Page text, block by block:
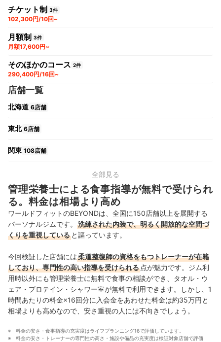
チケット制 3件
102,300円/10回~
月額制 3件
月額17,600円~
そのほかのコース 2件
290,400円/16回~
店舗一覧
北海道 6店舗
東北 6店舗
関東 108店舗
関西 19店舗
中国・四国 5店舗
九州・沖縄 9店舗
全部見る
管理栄養士による食事指導が無料で受けられ
る。料金は相場より高め
ワールドフィットのBEYONDは、全国に150店舗以上を展開する
パーソナルジムです。
洗練された内装で、明るく開放的な空間づ
くりを重視している と謳っています。
今回検証した店舗には柔道整復師の資格をもつトレーナーが在籍
しており、専門性の高い指導を受けられる点が魅力です。ジム利
用時以外にも管理栄養士に無料で食事の相談ができ、タオル・ウ
ェア・プロテイン・シャワー室が無料で利用できます。しかし、1
時間あたりの料金×16回分に入会金をあわせた料金は約35万円と
相場よりも高めなので、安さ重視の人には不向きでしょう。
料金の安さ・食事指導の充実度はライフプランニング16で評価しています。
料金の安さ・トレーナーの専門性の高さ・施設や備品の充実度は検証対象店舗で評価